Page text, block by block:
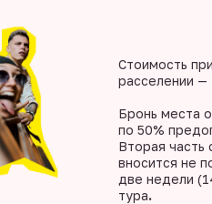
Стоимость
расселении —
Бронь места
по 50%
Вторая часть
вносится не
две недели
тура.